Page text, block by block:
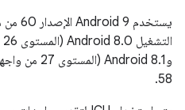
58.